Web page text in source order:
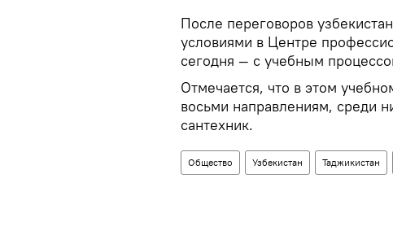
После переговоров
условиями в Центре
сегодня — с учебным
Отмечается, что в этом
восьми направлениям, среди
сантехник.
Общество Узбекистан Таджикистан